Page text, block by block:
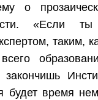
о
«Если
таким,
будет время